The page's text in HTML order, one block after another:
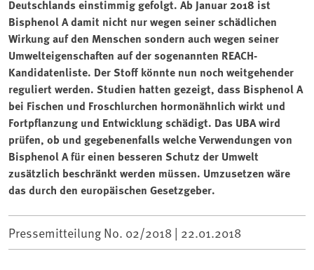
Deutschlands einstimmig gefolgt. Ab Januar 2018 ist
Bisphenol A damit nicht nur wegen seiner schädlichen
Wirkung auf den Menschen sondern auch wegen seiner
Umwelteigenschaften auf der sogenannten REACH-
Kandidatenliste. Der Stoff könnte nun noch weitgehender
reguliert werden. Studien hatten gezeigt, dass Bisphenol A
bei Fischen und Froschlurchen hormonähnlich wirkt und
Fortpflanzung und Entwicklung schädigt. Das UBA wird
prüfen, ob und gegebenenfalls welche Verwendungen von
Bisphenol A für einen besseren Schutz der Umwelt
zusätzlich beschränkt werden müssen. Umzusetzen wäre
das durch den europäischen Gesetzgeber.
Pressemitteilung No. 02/2018 | 22.01.2018